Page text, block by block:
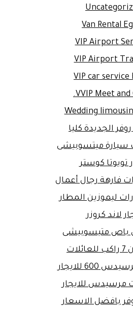
Van Rental
VIP Airport
VIP Airport
VIP car service
VVIP Meet and
Wedding
الجديدة كليا
سيارة ميتسوبيشى
تويوتا كوستر
فارهة رجال أعمال
ليموزين المطار
لاند كروزر
باص متيسوبيشى
600 للايجار
مرسيدس للايجار
بافضل الاسعار